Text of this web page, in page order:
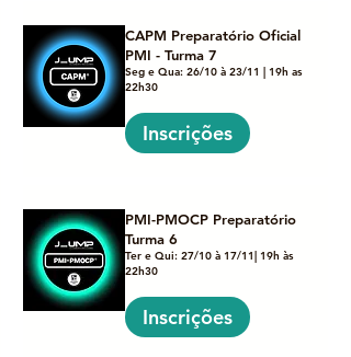
CAPM Preparatório Oficial
PMI - Turma 7
Seg e Qua: 26/10 à 23/11 | 19h as
22h30
Inscrições
PMI-PMOCP Preparatório
Turma 6
Ter e Qui: 27/10 à 17/11| 19h às
22h30
Inscrições